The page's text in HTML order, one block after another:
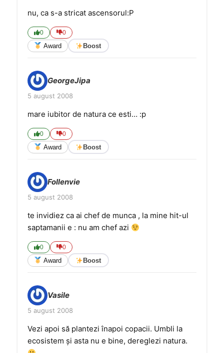
nu, ca s-a stricat ascensorul:P
0 0
Award Boost
GeorgeJipa
5 august 2008
mare iubitor de natura ce esti… :p
0 0
Award Boost
Follenvie
5 august 2008
te invidiez ca ai chef de munca , la mine hit-ul
saptamanii e : nu am chef azi
0 0
Award Boost
Vasile
5 august 2008
Vezi apoi să plantezi înapoi copacii. Umbli la
ecosistem şi asta nu e bine, dereglezi natura.